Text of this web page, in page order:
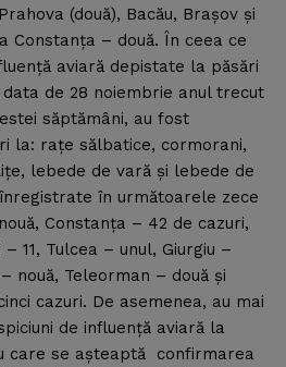
(două), Bacău, Braşov şi
Constanţa – două. În ceea ce
aviară depistate la păsări
de 28 noiembrie anul trecut
săptămâni, au fost
la: raţe sălbatice, cormorani,
lebede de vară şi lebede de
în următoarele zece
Constanţa – 42 de cazuri,
11, Tulcea – unul, Giurgiu –
nouă, Teleorman – două şi
cazuri. De asemenea, au mai
de influenţă aviară la
care se aşteaptă confirmarea